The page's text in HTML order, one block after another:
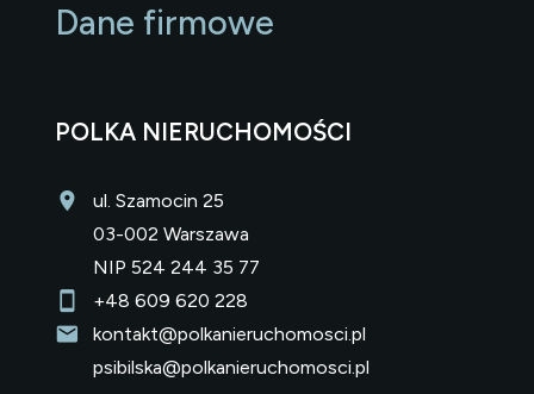
Dane firmowe
POLKA NIERUCHOMOŚCI
ul. Szamocin 25
03-002 Warszawa
NIP 524 244 35 77
+48 609 620 228
kontakt@polkanieruchomosci.pl
psibilska@polkanieruchomosci.pl